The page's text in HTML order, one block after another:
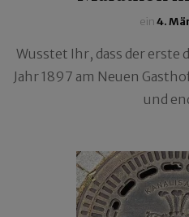
ein4.
Wusstet Ihr, dass der erste
Jahr 1897 am Neuen
und